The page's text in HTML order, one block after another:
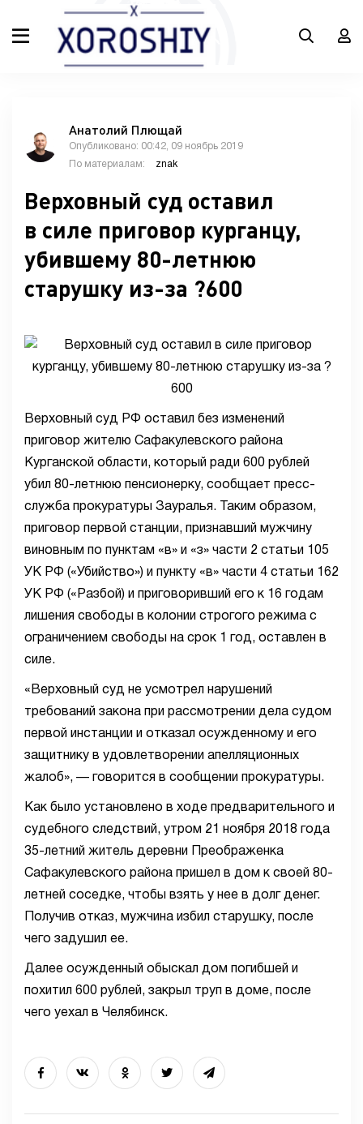
Анатолий Плющай
Опубликовано: 00:42, 09 ноябрь 2019
По материалам:
znak
Верховный суд оставил
в силе приговор курганцу,
убившему 80-летнюю
старушку из-за ?600
Верховный суд РФ оставил без изменений
приговор жителю Сафакулевского района
Курганской области, который ради 600 рублей
убил 80-летнюю пенсионерку, сообщает пресс-
служба прокуратуры Зауралья. Таким образом,
приговор первой станции, признавший мужчину
виновным по пунктам «в» и «з» части 2 статьи 105
УК РФ («Убийство») и пункту «в» части 4 статьи 162
УК РФ («Разбой) и приговоривший его к 16 годам
лишения свободы в колонии строгого режима с
ограничением свободы на срок 1 год, оставлен в
силе.
«Верховный суд не усмотрел нарушений
требований закона при рассмотрении дела судом
первой инстанции и отказал осужденному и его
защитнику в удовлетворении апелляционных
жалоб», — говорится в сообщении прокуратуры.
Как было установлено в ходе предварительного и
судебного следствий, утром 21 ноября 2018 года
35-летний житель деревни Преображенка
Сафакулевского района пришел в дом к своей 80-
летней соседке, чтобы взять у нее в долг денег.
Получив отказ, мужчина избил старушку, после
чего задушил ее.
Далее осужденный обыскал дом погибшей и
похитил 600 рублей, закрыл труп в доме, после
чего уехал в Челябинск.